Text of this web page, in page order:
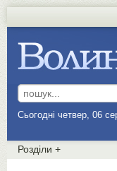
Сьогодні четвер, 06
Розділи +